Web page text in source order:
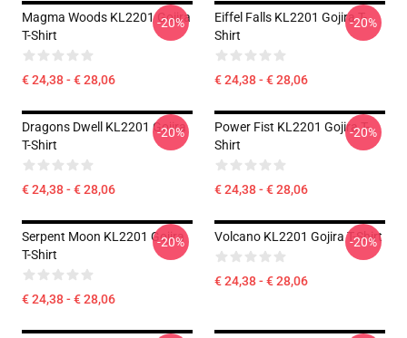
Magma Woods KL2201 Gojira
T-Shirt
€ 24,38 - € 28,06
-20%
Eiffel Falls KL2201 Gojira T-
Shirt
€ 24,38 - € 28,06
-20%
Dragons Dwell KL2201 Gojira
T-Shirt
€ 24,38 - € 28,06
-20%
Power Fist KL2201 Gojira T-
Shirt
€ 24,38 - € 28,06
-20%
Serpent Moon KL2201 Gojira
T-Shirt
€ 24,38 - € 28,06
-20% Volcano KL2201 Gojira T-Shirt
€ 24,38 - € 28,06
-20%